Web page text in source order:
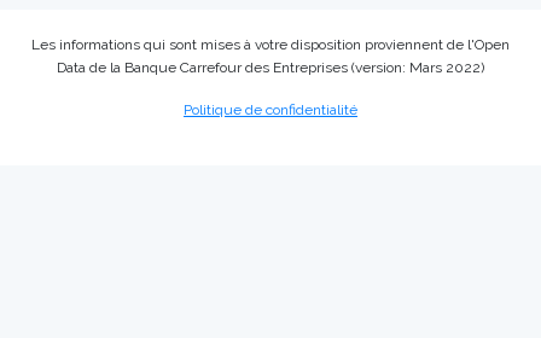
Les informations qui sont mises à votre disposition proviennent de l'Open
Data de la Banque Carrefour des Entreprises (version: Mars 2022)
Politique de confidentialité